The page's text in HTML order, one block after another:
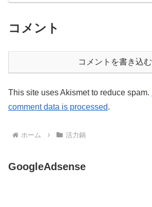
コメント
コメントを書き込む
This site uses Akismet to reduce spam.
comment data is processed.
ホーム 活力鍋
GoogleAdsense